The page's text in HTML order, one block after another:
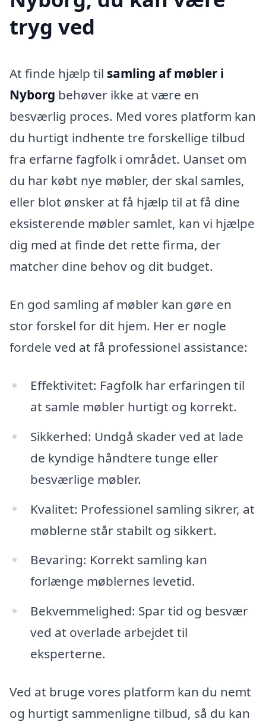
tryg ved
At finde hjælp til samling af møbler i
Nyborg behøver ikke at være en
besværlig proces. Med vores platform kan
du hurtigt indhente tre forskellige tilbud
fra erfarne fagfolk i området. Uanset om
du har købt nye møbler, der skal samles,
eller blot ønsker at få hjælp til at få dine
eksisterende møbler samlet, kan vi hjælpe
dig med at finde det rette firma, der
matcher dine behov og dit budget.
En god samling af møbler kan gøre en
stor forskel for dit hjem. Her er nogle
fordele ved at få professionel assistance:
Effektivitet: Fagfolk har erfaringen til
at samle møbler hurtigt og korrekt.
Sikkerhed: Undgå skader ved at lade
de kyndige håndtere tunge eller
besværlige møbler.
Kvalitet: Professionel samling sikrer, at
møblerne står stabilt og sikkert.
Bevaring: Korrekt samling kan
forlænge møblernes levetid.
Bekvemmelighed: Spar tid og besvær
ved at overlade arbejdet til
eksperterne.
Ved at bruge vores platform kan du nemt
og hurtigt sammenligne tilbud, så du kan